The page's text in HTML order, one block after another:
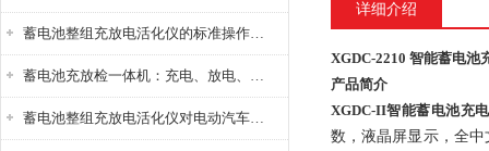
蓄电池整组充放电活化仪的标准操作流程：从接线设置到充放电参数设定的安全规范
蓄电池充放检一体机：充电、放电、检测三功能集成设备
蓄电池整组充放电活化仪对电动汽车电池有帮助吗？
详细介绍
XGDC-2210 智能蓄电池
产品简介
XGDC-II智能蓄电池充
数，液晶屏显示，全